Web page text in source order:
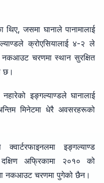
जसमा घानाले पानामालाई
क्रोएसियालाई ४-२ ले
चरणमा स्थान सुरक्षित
छ।
इङ्गल्याण्डले घानालाई
मिनेटमा धेरै अवसरहरूको
इङ्गल्याण्ड
अफ्रिकामा २०१० को
नकआउट चरणमा पुगेको छैन।